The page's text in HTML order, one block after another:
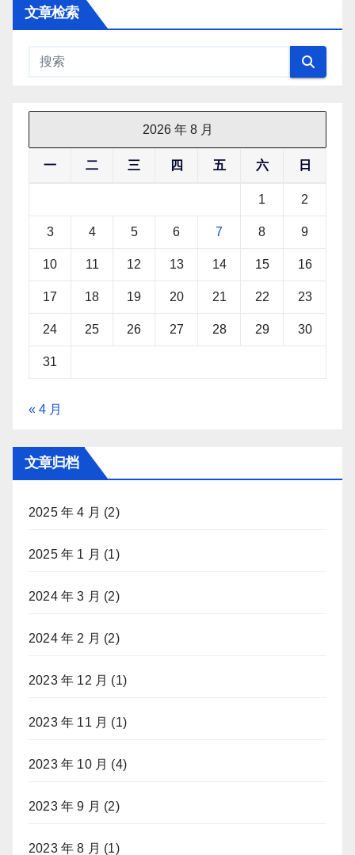
文章检索
2026 年 8 月
一 二 三 四 五 六 日
1 2
3 4 5 6 7 8 9
10 11 12 13 14 15 16
17 18 19 20 21 22 23
24 25 26 27 28 29 30
31
« 4 月
文章归档
2025 年 4 月 (2)
2025 年 1 月 (1)
2024 年 3 月 (2)
2024 年 2 月 (2)
2023 年 12 月 (1)
2023 年 11 月 (1)
2023 年 10 月 (4)
2023 年 9 月 (2)
2023 年 8 月 (1)